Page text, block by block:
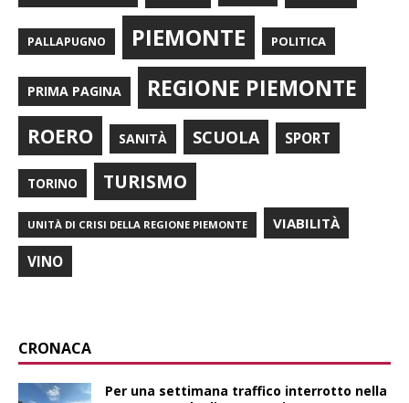
PALLAPUGNO PIEMONTE POLITICA
PRIMA PAGINA REGIONE PIEMONTE
ROERO SANITÀ SCUOLA SPORT
TORINO TURISMO
UNITÀ DI CRISI DELLA REGIONE PIEMONTE VIABILITÀ
VINO
CRONACA
Per una settimana traffico interrotto nella